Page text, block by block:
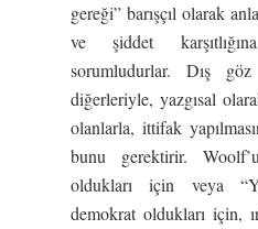
gereği” barışçıl olarak
ve şiddet
sorumludurlar. Dış
diğerleriyle, yazgısal
olanlarla, ittifak
bunu gerektirir.
oldukları için veya
demokrat oldukları için,